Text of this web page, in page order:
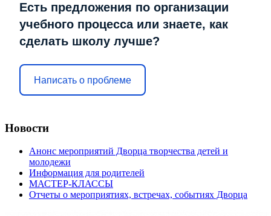
Есть предложения по организации
учебного процесса или знаете, как
сделать школу лучше?
Написать о проблеме
Новости
Анонс мероприятий Дворца творчества детей и
молодежи
Информация для родителей
МАСТЕР-КЛАССЫ
Отчеты о мероприятиях, встречах, событиях Дворца